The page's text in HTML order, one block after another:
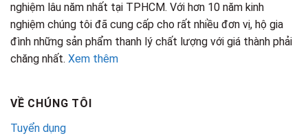
nghiệm lâu năm nhất tại TPHCM. Với hơn 10 năm kinh
nghiệm chúng tôi đã cung cấp cho rất nhiều đơn vị, hộ gia
đình những sản phẩm thanh lý chất lượng với giá thành phải
chăng nhất. Xem thêm
VỀ CHÚNG TÔI
Tuyển dụng